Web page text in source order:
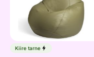
Kiire tarne